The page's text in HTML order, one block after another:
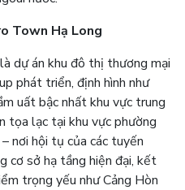
Town Hạ Long
là dự án khu đô thị thương mại
phát triển, định hình như
uất bậc nhất khu vực trung
tọa lạc tại khu vực phường
nơi hội tụ của các tuyến
cơ sở hạ tầng hiện đại, kết
trọng yếu như Cảng Hòn